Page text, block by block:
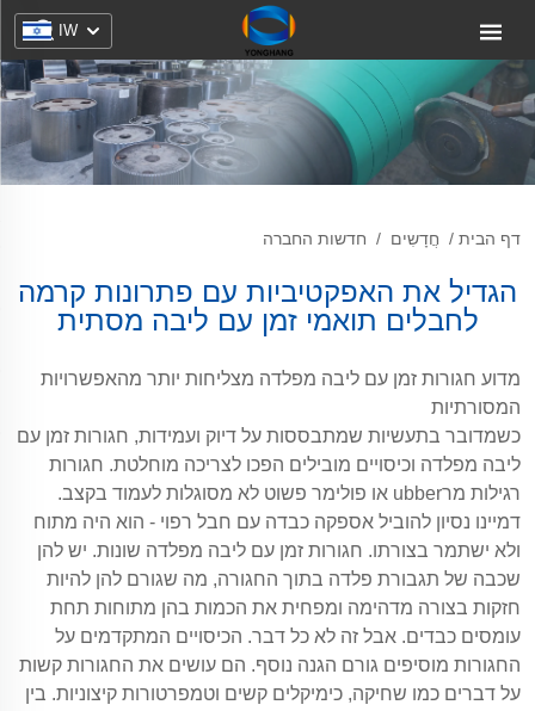
IW
דף הבית / חֲדָשִים / חדשות החברה
הגדיל את האפקטיביות עם פתרונות קרמה
לחבלים תואמי זמן עם ליבה מסתית
מדוע חגורות זמן עם ליבה מפלדה מצליחות יותר מהאפשרויות
המסורתיות
כשמדובר בתעשיות שמתבססות על דיוק ועמידות, חגורות זמן עם
ליבה מפלדה וכיסויים מובילים הפכו לצריכה מוחלטת. חגורות
רגילות מרubber או פולימר פשוט לא מסוגלות לעמוד בקצב.
דמיינו נסיון להוביל אספקה כבדה עם חבל רפוי - הוא היה מתוח
ולא ישתמר בצורתו. חגורות זמן עם ליבה מפלדה שונות. יש להן
שכבה של תגבורת פלדה בתוך החגורה, מה שגורם להן להיות
חזקות בצורה מדהימה ומפחית את הכמות בהן מתוחות תחת
עומסים כבדים. אבל זה לא כל דבר. הכיסויים המתקדמים על
החגורות מוסיפים גורם הגנה נוסף. הם עושים את החגורות קשות
על דברים כמו שחיקה, כימיקלים קשים וטמפרטורות קיצוניות. בין